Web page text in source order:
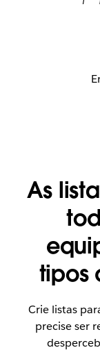
As
tipos
Crie listas
precise ser